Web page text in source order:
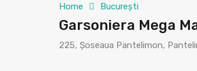
Home București
Garsoniera Mega
225, Șoseaua Pantelimon,